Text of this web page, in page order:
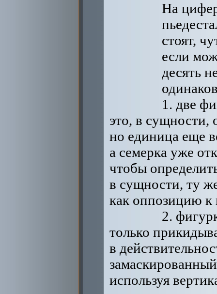
На
стоят,
если
десять
1. две
это, в сущности,
но единица еще
а семерка уже
чтобы
в сущности, ту
как оппозицию к
2.
только
в
используя